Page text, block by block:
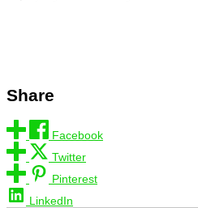
Share
Facebook
Twitter
Pinterest
LinkedIn